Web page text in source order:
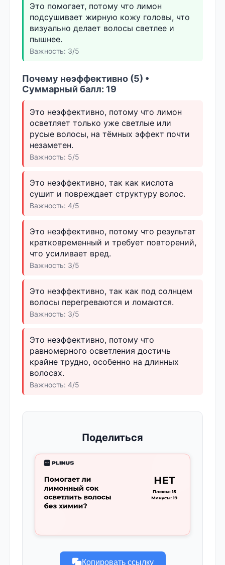
Это помогает, потому что лимон
подсушивает жирную кожу головы, что
визуально делает волосы светлее и
пышнее.
Важность: 3/5
Почему неэффективно (5) •
Суммарный балл: 19
Это неэффективно, потому что лимон
осветляет только уже светлые или
русые волосы, на тёмных эффект почти
незаметен.
Важность: 5/5
Это неэффективно, так как кислота
сушит и повреждает структуру волос.
Важность: 4/5
Это неэффективно, потому что результат
кратковременный и требует повторений,
что усиливает вред.
Важность: 3/5
Это неэффективно, так как под солнцем
волосы перегреваются и ломаются.
Важность: 3/5
Это неэффективно, потому что
равномерного осветления достичь
крайне трудно, особенно на длинных
волосах.
Важность: 4/5
Поделиться
Копировать ссылку